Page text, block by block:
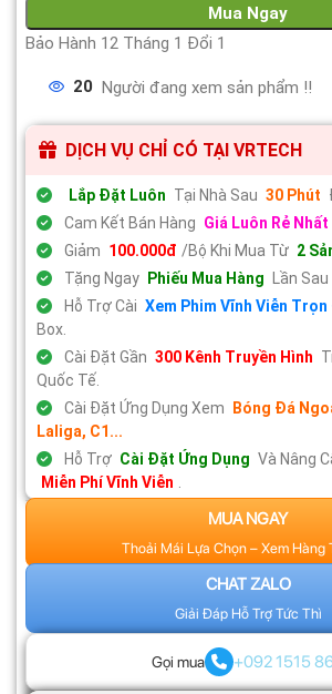
Mua Ngay
Bảo Hành 12 Tháng 1 Đổi 1
20 Người đang xem sản phẩm !!
DỊCH VỤ CHỈ CÓ TẠI VRTECH
Lắp Đặt Luôn Tại Nhà Sau 30 Phút
Cam Kết Bán Hàng Giá Luôn Rẻ Nhất
Giảm 100.000đ /Bộ Khi Mua Từ 2
Tặng Ngay
Phiếu Mua Hàng Lần
Hỗ Trợ Cài Xem Phim Vĩnh Viễn
Box.
Cài Đặt Gần 300 Kênh Truyền Hình
Quốc Tế.
Cài Đặt Ứng Dụng Xem
Bóng Đá
Laliga, C1...
Hỗ Trợ Cài Đặt Ứng Dụng Và Nâng
Miễn Phí Vĩnh Viễn
MUA NGAY
Thoải Mái Lựa Chọn – Xem Hàng
CHAT ZALO
Giải Đáp Hỗ Trợ Tức Thì
Gọi mua +092 1515